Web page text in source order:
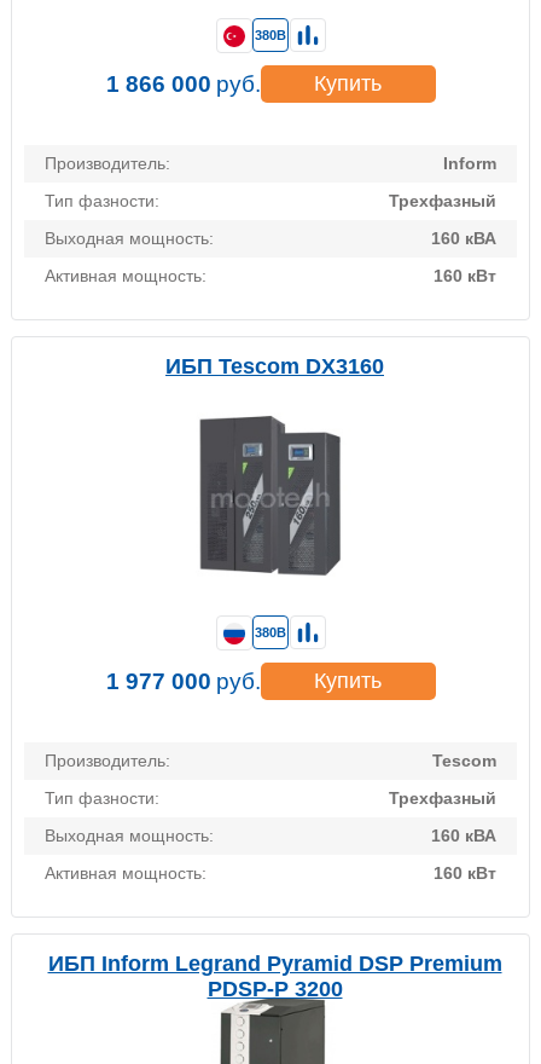
Производитель:
Inform
Тип фазности:
Трехфазный
Выходная мощность:
160 кВА
Активная мощность:
160 кВт
380В
1 866 000 руб. Купить
ИБП Tescom DX3160
Производитель:
Tescom
Тип фазности:
Трехфазный
Выходная мощность:
160 кВА
Активная мощность:
160 кВт
380В
1 977 000 руб. Купить
ИБП Inform Legrand Pyramid DSP Premium
PDSP-P 3200